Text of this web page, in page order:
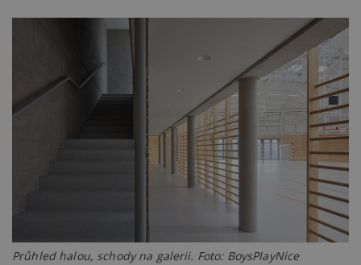
Průhled halou, schody na galerii. Foto: BoysPlayNice